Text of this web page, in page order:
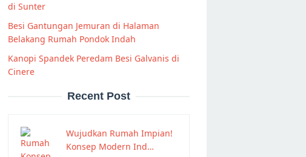
di Sunter
Besi Gantungan Jemuran di Halaman
Belakang Rumah Pondok Indah
Kanopi Spandek Peredam Besi Galvanis di
Cinere
Recent Post
Wujudkan Rumah Impian!
Konsep Modern Ind…